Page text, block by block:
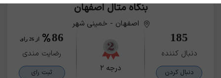
بنگاه متال اصفهان
اصفهان - خمینی شهر
185
دنبال کننده
دنبال کردن درجه ۲
86 از 26 رای
رضایت مندی
ثبت رای